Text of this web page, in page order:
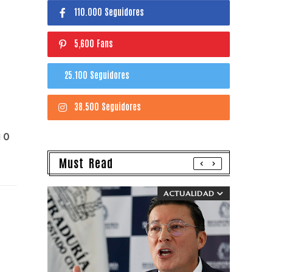
0
110.000 Seguidores
5,600 Fans
25.100 Seguidores
38.500 Seguidores
Must Read
ACTUALIDAD